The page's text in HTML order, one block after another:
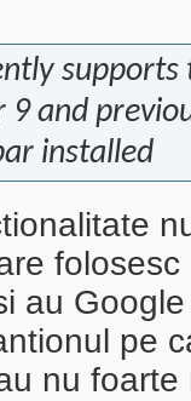
9 and
installed
au
pe
nu foarte